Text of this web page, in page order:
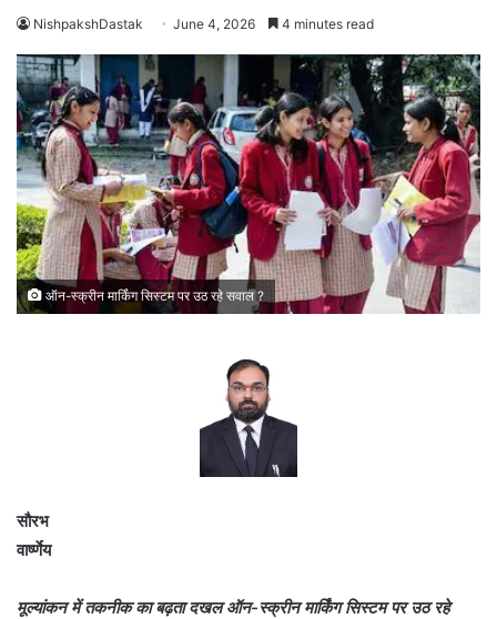
NishpakshDastak June 4, 2026 4 minutes read
ऑन-स्क्रीन मार्किंग सिस्टम पर उठ रहे सवाल ?
सौरभ
वार्ष्णेय
मूल्यांकन में तकनीक का बढ़ता दखल ऑन-स्क्रीन मार्किंग सिस्टम पर उठ रहे